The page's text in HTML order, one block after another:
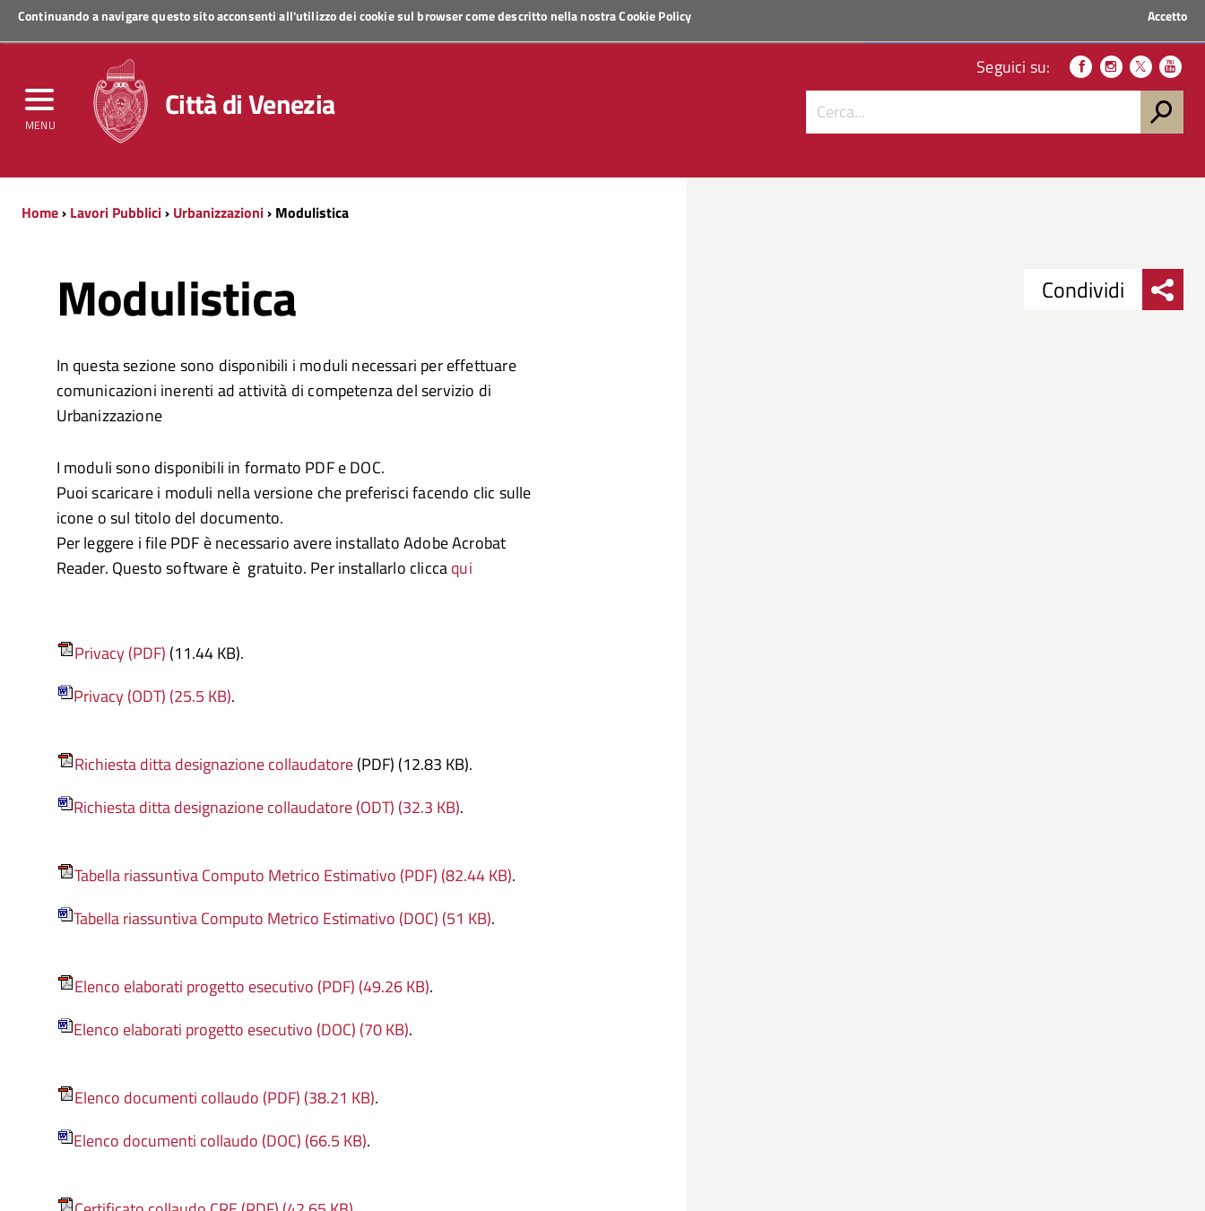
Continuando a navigare questo sito acconsenti all'utilizzo dei cookie sul browser come descritto nella nostraCookie Policy Accetto
MENU
Regione Veneto
Città di Venezia
Seguici su:
Home› Lavori Pubblici› Urbanizzazioni› Modulistica
Modulistica
In questa sezione sono disponibili i moduli necessari per effettuare
comunicazioni inerenti ad attività di competenza del servizio di
Urbanizzazione
I moduli sono disponibili in formato PDF e DOC.
Puoi scaricare i moduli nella versione che preferisci facendo clic sulle
icone o sul titolo del documento.
Per leggere i file PDF è necessario avere installato Adobe Acrobat
Reader. Questo software è gratuito. Per installarlo cliccaqui
Privacy (PDF) (11.44 KB).
Privacy (ODT) (25.5 KB).
Richiesta ditta designazione collaudatore(PDF) (12.83 KB).
Richiesta ditta designazione collaudatore (ODT) (32.3 KB).
Tabella riassuntiva Computo Metrico Estimativo (PDF) (82.44 KB).
Tabella riassuntiva Computo Metrico Estimativo (DOC) (51 KB).
Elenco elaborati progetto esecutivo (PDF) (49.26 KB).
Elenco elaborati progetto esecutivo (DOC) (70 KB).
Elenco documenti collaudo (PDF) (38.21 KB).
Elenco documenti collaudo (DOC) (66.5 KB).
Condividi